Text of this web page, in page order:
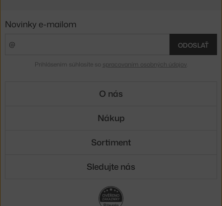
Novinky e-mailom
ODOSLAŤ
Prihlásením súhlasíte so spracovaním osobných údajov.
O nás
Nákup
Sortiment
Sledujte nás